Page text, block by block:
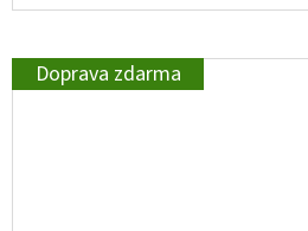
Doprava zdarma